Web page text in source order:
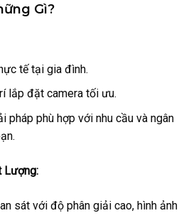
Gì?
tế tại gia đình.
lắp đặt camera tối ưu.
pháp phù hợp với nhu cầu và ngân
Lượng:
sát với độ phân giải cao, hình ảnh